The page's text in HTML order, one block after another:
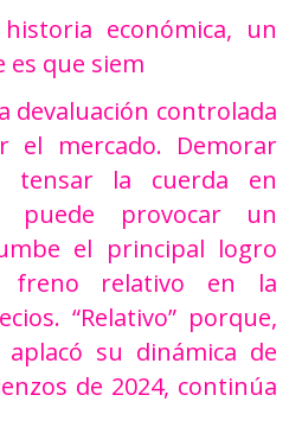
económica, un
es que siem
devaluación controlada
el mercado. Demorar
tensar la cuerda en
puede provocar un
el principal logro
freno relativo en la
“Relativo” porque,
su dinámica de
de 2024, continúa